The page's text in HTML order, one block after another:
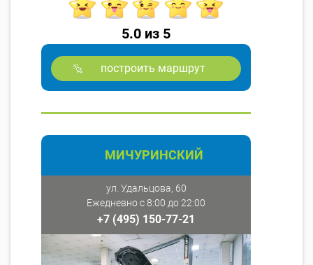
5.0 из 5
построить маршрут
МИЧУРИНСКИЙ
ул. Удальцова, 60
Ежедневно с 8:00 до 22:00
+7 (495) 150-77-21